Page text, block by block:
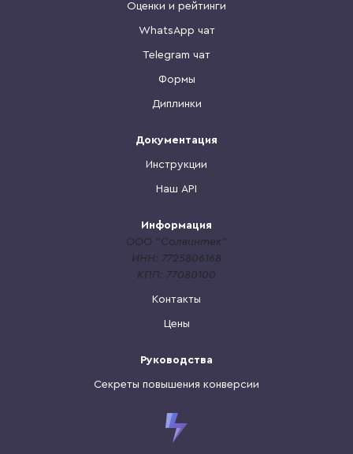
Оценки и рейтинги
WhatsApp чат
Telegram чат
Формы
Диплинки
Документация
Инструкции
Наш API
Информация
ООО "Солвинтек"
ИНН: 7725806168
КПП: 77080100
Контакты
Цены
Руководства
Секреты повышения конверсии